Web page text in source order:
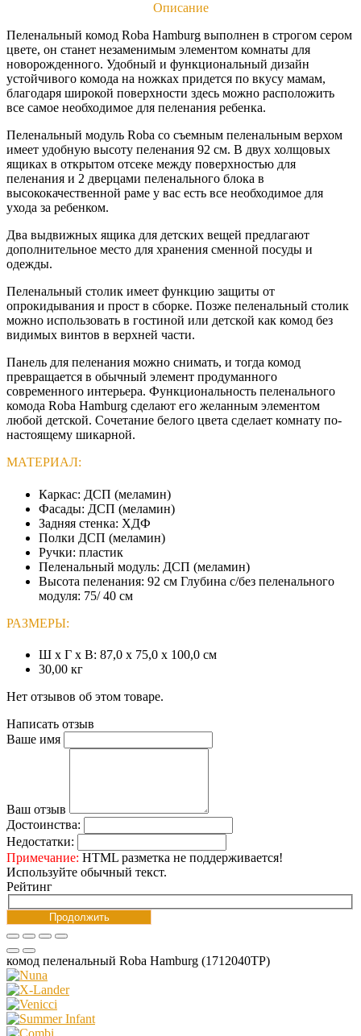
Описание
Пеленальный комод Roba Hamburg выполнен в строгом сером
цвете, он станет незаменимым элементом комнаты для
новорожденного. Удобный и функциональный дизайн
устойчивого комода на ножках придется по вкусу мамам,
благодаря широкой поверхности здесь можно расположить
все самое необходимое для пеленания ребенка.
Пеленальный модуль Roba со съемным пеленальным верхом
имеет удобную высоту пеленания 92 см. В двух холщовых
ящиках в открытом отсеке между поверхностью для
пеленания и 2 дверцами пеленального блока в
высококачественной раме у вас есть все необходимое для
ухода за ребенком.
Два выдвижных ящика для детских вещей предлагают
дополнительное место для хранения сменной посуды и
одежды.
Пеленальный столик имеет функцию защиты от
опрокидывания и прост в сборке. Позже пеленальный столик
можно использовать в гостиной или детской как комод без
видимых винтов в верхней части.
Панель для пеленания можно снимать, и тогда комод
превращается в обычный элемент продуманного
современного интерьера. Функциональность пеленального
комода Roba Hamburg сделают его желанным элементом
любой детской. Сочетание белого цвета сделает комнату по-
настоящему шикарной.
МАТЕРИАЛ:
Каркас: ДСП (меламин)
Фасады: ДСП (меламин)
Задняя стенка: ХДФ
Полки ДСП (меламин)
Ручки: пластик
Пеленальный модуль: ДСП (меламин)
Высота пеленания: 92 см Глубина с/без пеленального
модуля: 75/ 40 см
РАЗМЕРЫ:
Ш x Г x В: 87,0 x 75,0 x 100,0 см
30,00 кг
Нет отзывов об этом товаре.
Написать отзыв
Ваше имя
Ваш отзыв
Достоинства:
Недостатки:
Примечание: HTML разметка не поддерживается!
Используйте обычный текст.
Рейтинг
Продолжить
комод пеленальный Roba Hamburg (1712040TP)